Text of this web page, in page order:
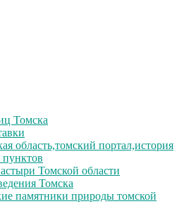
Томска
область,томский портал,история
Томской области
Томска
памятники природы томской